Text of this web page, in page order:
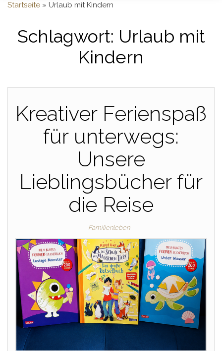
Startseite » Urlaub mit Kindern
Schlagwort: Urlaub mit
Kindern
Kreativer Ferienspaß
für unterwegs:
Unsere
Lieblingsbücher für
die Reise
Familienleben